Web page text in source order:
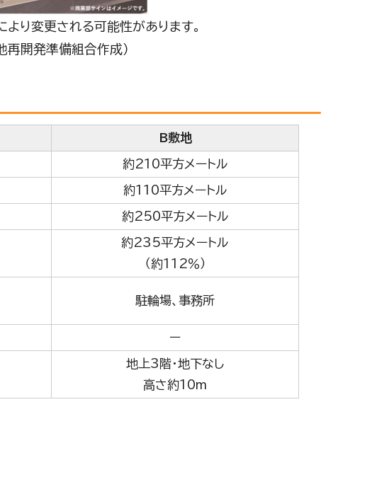
り変更される可能性があります。
再開発準備組合作成）
B敷地
約210平方メートル
約110平方メートル
約250平方メートル
約235平方メートル
（約112％）
駐輪場、事務所
ー
地上3階・地下なし
高さ約10m